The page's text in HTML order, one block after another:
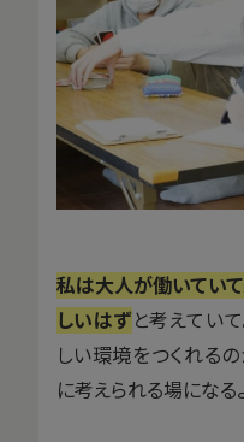
私は大人が働いていて
しいはずと考えてい
しい環境をつくれる
に考えられる場になる